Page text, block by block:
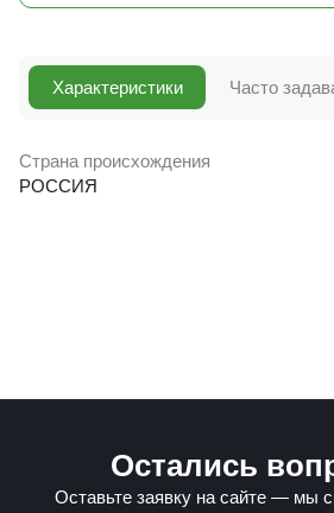
Характеристики
Страна происхождения
РОССИЯ
Часто
Остались
Оставьте заявку на сайте — мы